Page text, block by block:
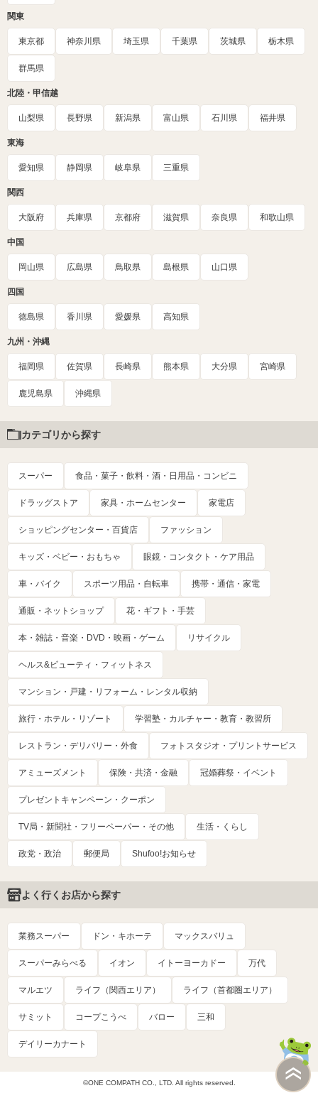
関東
東京都 神奈川県 埼玉県 千葉県 茨城県 栃木県
群馬県
北陸・甲信越
山梨県 長野県 新潟県 富山県 石川県 福井県
東海
愛知県 静岡県 岐阜県 三重県
関西
大阪府 兵庫県 京都府 滋賀県 奈良県 和歌山県
中国
岡山県 広島県 鳥取県 島根県 山口県
四国
徳島県 香川県 愛媛県 高知県
九州・沖縄
福岡県 佐賀県 長崎県 熊本県 大分県 宮崎県
鹿児島県 沖縄県
カテゴリから探す
スーパー 食品・菓子・飲料・酒・日用品・コンビニ
ドラッグストア 家具・ホームセンター 家電店
ショッピングセンター・百貨店 ファッション
キッズ・ベビー・おもちゃ 眼鏡・コンタクト・ケア用品
車・バイク スポーツ用品・自転車 携帯・通信・家電
通販・ネットショップ 花・ギフト・手芸
本・雑誌・音楽・DVD・映画・ゲーム リサイクル
ヘルス&ビューティ・フィットネス
マンション・戸建・リフォーム・レンタル収納
旅行・ホテル・リゾート 学習塾・カルチャー・教育・教習所
レストラン・デリバリー・外食 フォトスタジオ・プリントサービス
アミューズメント 保険・共済・金融 冠婚葬祭・イベント
プレゼントキャンペーン・クーポン
TV局・新聞社・フリーペーパー・その他 生活・くらし
政党・政治 郵便局 Shufoo!お知らせ
よく行くお店から探す
業務スーパー ドン・キホーテ マックスバリュ
スーパーみらべる イオン イトーヨーカドー 万代
マルエツ ライフ（関西エリア） ライフ（首都圏エリア）
サミット コープこうべ バロー 三和
デイリーカナート
©ONE COMPATH CO., LTD. All rights reserved.